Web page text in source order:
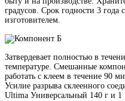
градусов. Срок годности 3 года
изготовителем.
Затвердевает полностью в
температуре. Смешанные
работать с клеем в течение 90
Усилие разрыва склеенного
Ultima Универсальный 140 г и 1